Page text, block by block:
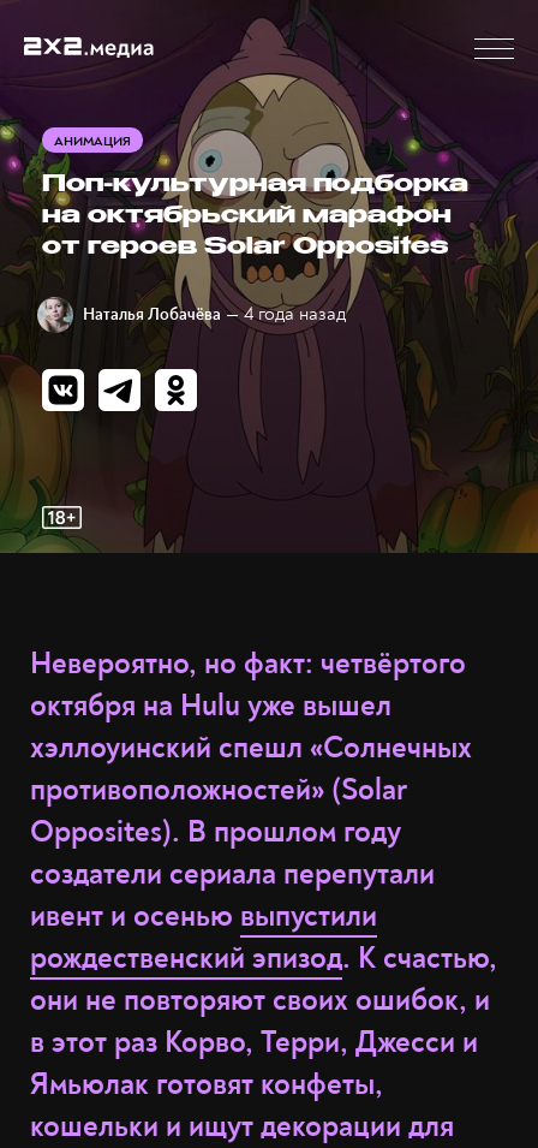
АНИМАЦИЯ
Поп-культурная подборка
на октябрьский марафон
от героев Solar Opposites
Наталья Лобачёва — 4 года назад
Невероятно, но факт: четвёртого
октября на Hulu уже вышел
хэллоуинский спешл «Солнечных
противоположностей» (Solar
Opposites). В прошлом году
создатели сериала перепутали
ивент и осенью выпустили
рождественский эпизод. К счастью,
они не повторяют своих ошибок, и
в этот раз Корво, Терри, Джесси и
Ямьюлак готовят конфеты,
кошельки и ищут декорации для